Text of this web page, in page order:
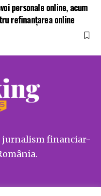
personale online, acum
refinanțarea online
jurnalism financiar-